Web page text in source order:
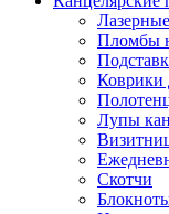
Пломбы
Коврики
Лупы
Скотчи